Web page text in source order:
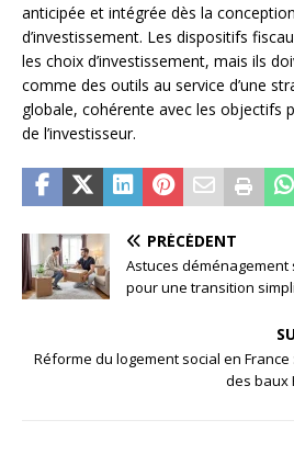
anticipée et intégrée dès la
d’investissement. Les dispositifs
les choix d’investissement, mais ils
comme des outils au service d’une
globale, cohérente avec les objectifs
de l’investisseur.
PRÉCÉDENT
Astuces déménagement
pour une transition
Réforme du logement social en France
des baux